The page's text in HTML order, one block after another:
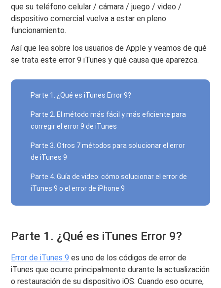
que su teléfono celular / cámara / juego / video /
dispositivo comercial vuelva a estar en pleno
funcionamiento.
Así que lea sobre los usuarios de Apple y veamos de qué
se trata este error 9 iTunes y qué causa que aparezca.
Parte 1. ¿Qué es iTunes Error 9?
Parte 2. El método más fácil y más eficiente para
corregir el error 9 de iTunes
Parte 3. Otros 7 métodos para solucionar el error
de iTunes 9
Parte 4. Guía de video: cómo solucionar el error de
iTunes 9 o el error de iPhone 9
Parte 1. ¿Qué es iTunes Error 9?
Error de iTunes 9 es uno de los códigos de error de
iTunes que ocurre principalmente durante la actualización
o restauración de su dispositivo iOS. Cuando eso ocurre,